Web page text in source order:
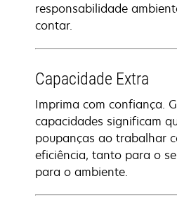
responsabilidade
contar.
Capacidade Extra
Imprima com confiança.
capacidades significam
poupanças ao trabalhar
eficiência, tanto para o
para o ambiente.